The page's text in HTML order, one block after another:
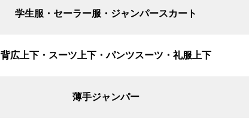
学生服・セーラー服・ジャンパースカート
背広上下・スーツ上下・パンツスーツ・礼服上下
薄手ジャンパー